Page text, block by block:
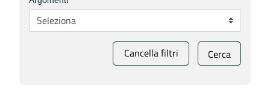
Cancella filtri Cerca